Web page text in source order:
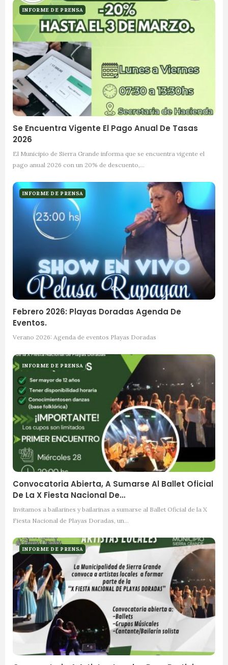
INFORME DE PRENSA
Se Encuentra Vigente El Pago Anual De Tasas
2026
El Municipio de Sierra Grande informa que se encuentra vigente el
pago anual 2026 con un 20% de descuento,…
INFORME DE PRENSA
Febrero 2026: Playas Doradas Agenda De
Eventos.
Verano 2026: Agenda de eventos Playas Doradas
INFORME DE PRENSA
Convocatoria Abierta, A Sumarse Al Ballet Oficial
De La X Fiesta Nacional De…
Invitamos a bailarines y bailarinas a sumarse al Ballet Oficial de la X
Fiesta Nacional de Playas Doradas, un…
INFORME DE PRENSA